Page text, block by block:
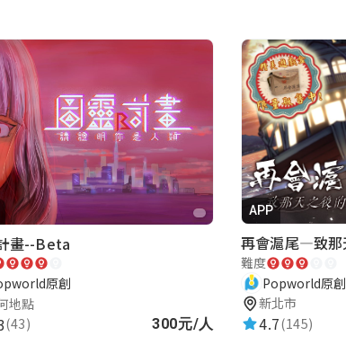
畫--Beta
原創
地點
(43) 300元/人
APP
難度
Popworld原創
新北市
4.7(145)